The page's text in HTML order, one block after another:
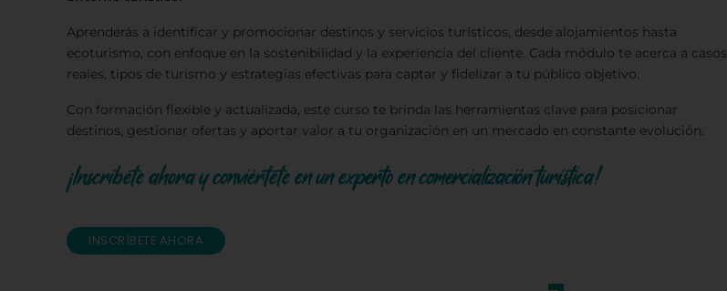
Aprenderás a identificar y promocionar destinos y servicios turísticos, desde alojamientos hasta
ecoturismo, con enfoque en la sostenibilidad y la experiencia del cliente. Cada módulo te acerca a casos
reales, tipos de turismo y estrategias efectivas para captar y fidelizar a tu público objetivo.
Con formación flexible y actualizada, este curso te brinda las herramientas clave para posicionar
destinos, gestionar ofertas y aportar valor a tu organización en un mercado en constante evolución.
¡Inscríbete ahora y conviértete en un experto en comercialización turística!
INSCRÍBETE AHORA